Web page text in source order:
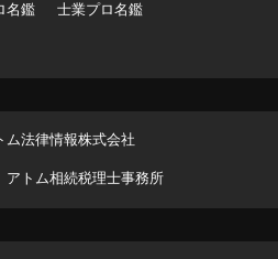
名鑑 士業プロ名鑑
ム法律情報株式会社
アトム相続税理士事務所